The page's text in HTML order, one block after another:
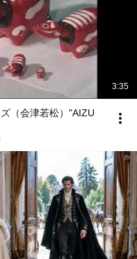
3:35
（会津若松）"AIZU